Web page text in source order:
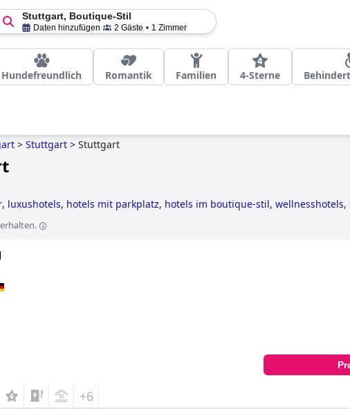
Stuttgart, Boutique-Stil
Daten hinzufügen 2 Gäste 1 Zimmer
Hundefreundlich Romantik Familien 4-Sterne
> Stuttgart > Stuttgart
, luxushotels, hotels mit parkplatz, hotels im boutique-stil, wellnesshotels,
+6